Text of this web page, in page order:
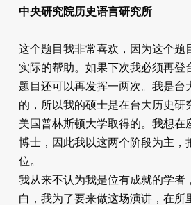
中央研究院历史语言研究所
这个题目我非常喜欢，因为这个题
实际的帮助。如果下次我必须再登
题目还可以再发挥一两次。我是台
的，所以我的硕士是在台大历史研
美国普林斯顿大学取得的。我想在
博士，因此我以这两个阶段为主，
位。
我从来不认为我是位有成就的学者
白，我为了要来做这场演讲，在所